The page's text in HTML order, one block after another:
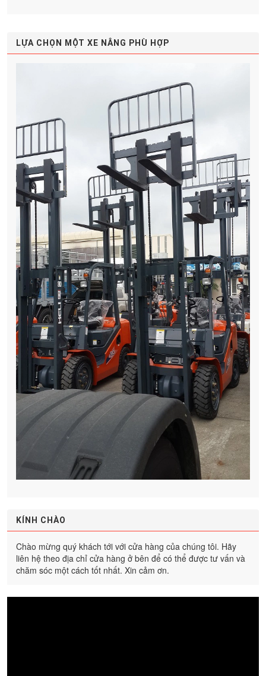
LỰA CHỌN MỘT XE NÂNG PHÙ HỢP
KÍNH CHÀO
Chào mừng quý khách tới với cửa hàng của chúng tôi. Hãy
liên hệ theo địa chỉ cửa hàng ở bên để có thể được tư vấn và
chăm sóc một cách tốt nhất. Xin cảm ơn.